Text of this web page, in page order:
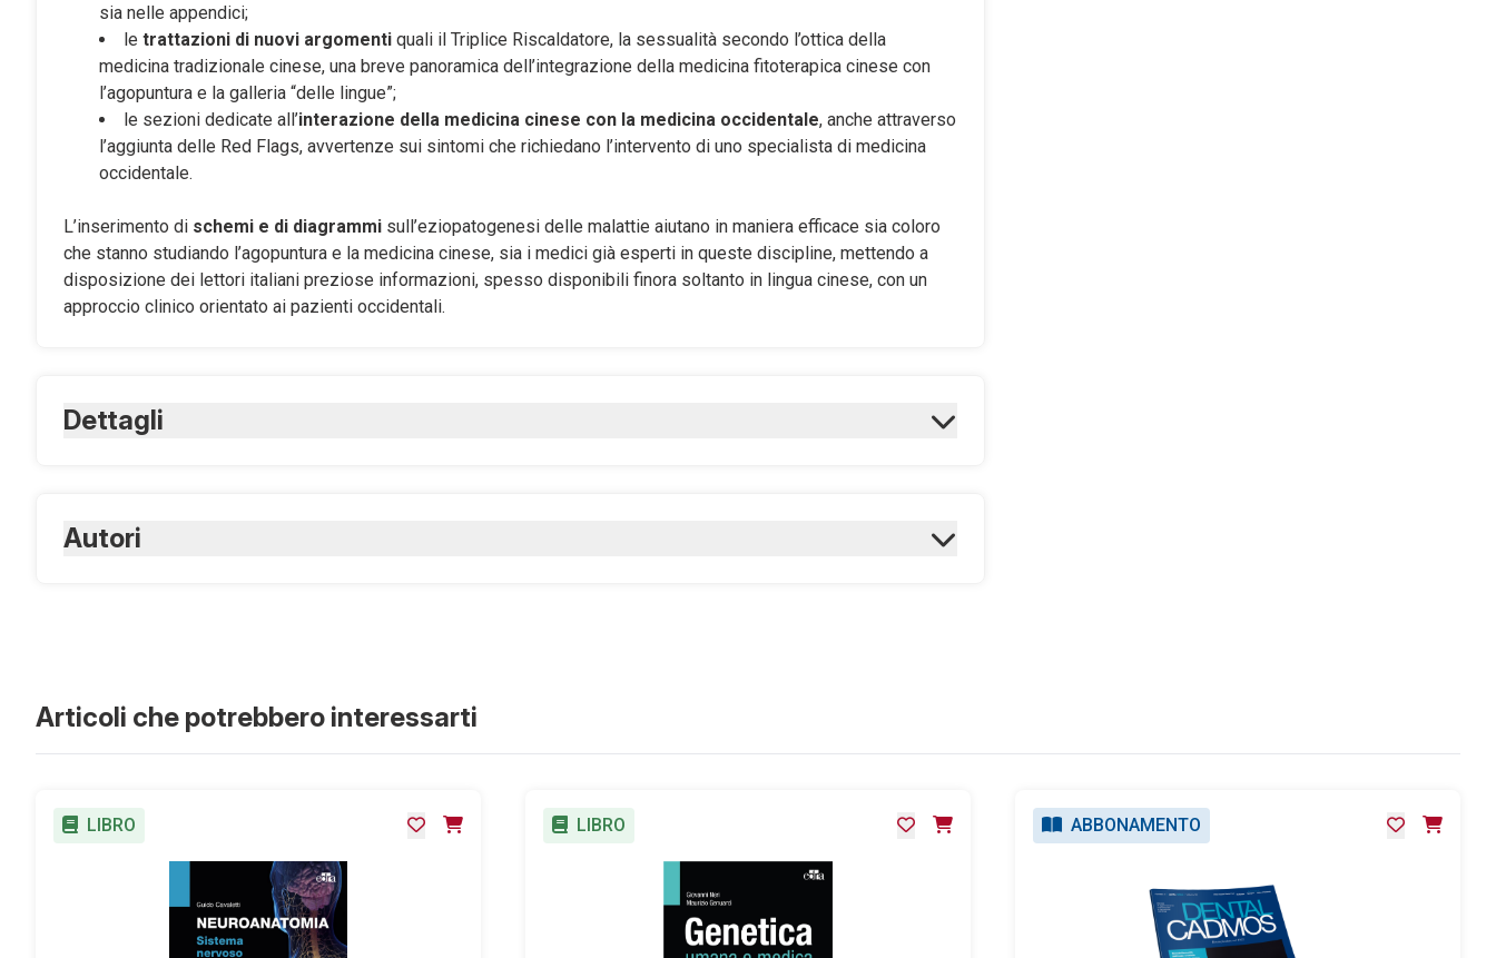
sia nelle appendici;
le trattazioni di nuovi argomenti quali il Triplice Riscaldatore, la sessualità secondo l’ottica della
medicina tradizionale cinese, una breve panoramica dell’integrazione della medicina fitoterapica cinese con
l’agopuntura e la galleria “delle lingue”;
le sezioni dedicate all’interazione della medicina cinese con la medicina occidentale, anche attraverso
l’aggiunta delle Red Flags, avvertenze sui sintomi che richiedano l’intervento di uno specialista di medicina
occidentale.
L’inserimento di schemi e di diagrammi sull’eziopatogenesi delle malattie aiutano in maniera efficace sia coloro
che stanno studiando l’agopuntura e la medicina cinese, sia i medici già esperti in queste discipline, mettendo a
disposizione dei lettori italiani preziose informazioni, spesso disponibili finora soltanto in lingua cinese, con un
approccio clinico orientato ai pazienti occidentali.
Dettagli
ISBN Digitale:
Autori
Articoli che potrebbero interessarti
LIBRO LIBRO ABBONAMENTO